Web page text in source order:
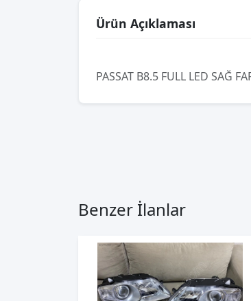
Ürün Açıklaması
PASSAT B8.5 FULL LED SAĞ
Benzer İlanlar